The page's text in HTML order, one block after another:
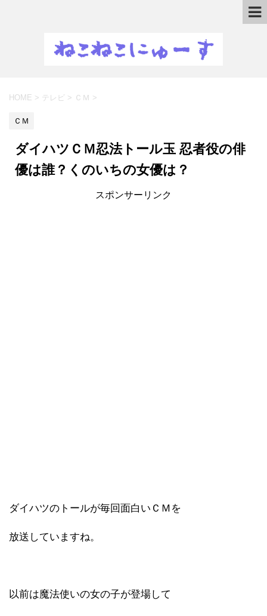
HOME > テレビ > ＣＭ >
ＣＭ
ダイハツＣＭ忍法トール玉 忍者役の俳
優は誰？くのいちの女優は？
スポンサーリンク
ダイハツのトールが毎回面白いＣＭを
放送していますね。
以前は魔法使いの女の子が登場して